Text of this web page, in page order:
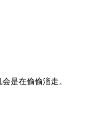
是在偷偷溜走。